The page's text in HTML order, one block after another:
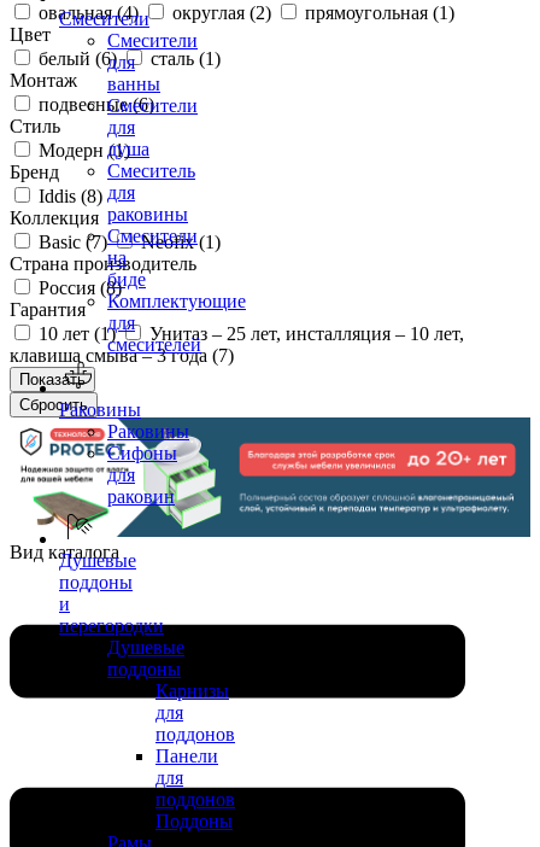
Смесители
Смесители
для
ванны
Смесители
для
душа
Смеситель
для
раковины
Смесители
на
биде
Комплектующие
для
смесителей
Раковины
Раковины
Сифоны
для
раковин
Душевые
поддоны
и
перегородки
Душевые
поддоны
Карнизы
для
поддонов
Панели
для
поддонов
Поддоны
овальная (4) округлая (2) прямоугольная (1)
Цвет
белый (6) сталь (1)
Монтаж
подвесные (6)
Стиль
Модерн (1)
Бренд
Iddis (8)
Коллекция
Basic (7) Neofix (1)
Страна производитель
Россия (8)
Гарантия
10 лет (1)
Унитаз – 25 лет, инсталляция – 10 лет,
клавиша смыва – 3 года (7)
Вид каталога